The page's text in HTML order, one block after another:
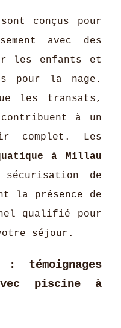
conçus pour
avec des
les enfants et
pour la nage.
les transats,
à un
complet. Les
à Millau
sécurisation de
la présence de
qualifié pour
séjour.
témoignages
piscine à